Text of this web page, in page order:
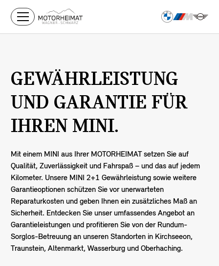
GEWÄHRLEISTUNG
UND GARANTIE FÜR
IHREN MINI.
Mit einem MINI aus Ihrer MOTORHEIMAT setzen Sie auf
Qualität, Zuverlässigkeit und Fahrspaß – und das auf jedem
Kilometer. Unsere MINI 2+1 Gewährleistung sowie weitere
Garantieoptionen schützen Sie vor unerwarteten
Reparaturkosten und geben Ihnen ein zusätzliches Maß an
Sicherheit. Entdecken Sie unser umfassendes Angebot an
Garantieleistungen und profitieren Sie von der Rundum-
Sorglos-Betreuung an unseren Standorten in Kirchseeon,
Traunstein, Altenmarkt, Wasserburg und Oberhaching.